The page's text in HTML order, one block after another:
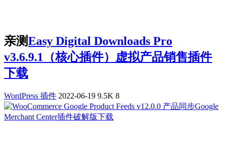
亲测Easy Digital Downloads Pro
v3.6.9.1（核心插件）虚拟产品销售插件
下载
WordPress 插件 2022-06-19 9.5K 8